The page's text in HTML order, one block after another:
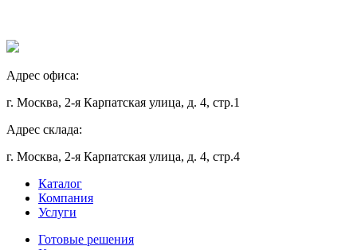
Адрес офиса:
г. Москва, 2-я Карпатская улица, д. 4, стр.1
Адрес склада:
г. Москва, 2-я Карпатская улица, д. 4, стр.4
Каталог
Компания
Услуги
Готовые решения